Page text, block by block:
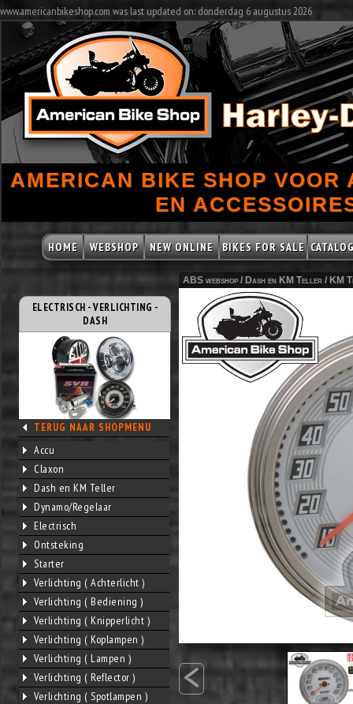
www.americanbikeshop.com was last updated on: donderdag 6 augustus 2026
AMERICAN BIKE SHOP VOOR
EN
HOME WEBSHOP NEW ONLINE BIKES FOR SALE
ELECTRISCH - VERLICHTING -
DASH
TERUG NAAR SHOPMENU
Accu
Claxon
Dash en KM Teller
Dynamo/Regelaar
Electrisch
Ontsteking
Starter
Verlichting ( Achterlicht )
Verlichting ( Bediening )
Verlichting ( Knipperlicht )
Verlichting ( Koplampen )
Verlichting ( Lampen )
Verlichting ( Reflector )
Verlichting ( Spotlampen )
ABS webshop / Dash en KM Teller / KM
<